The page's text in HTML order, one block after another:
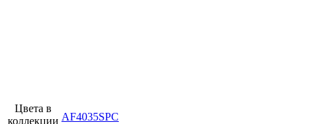
Цвета в
коллекции AF4035SPC